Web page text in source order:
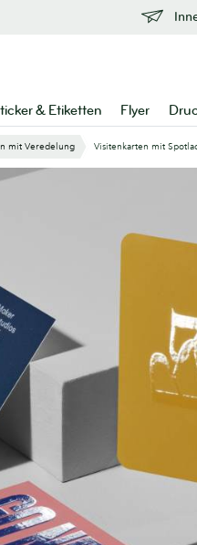
& Etiketten Flyer
mit Veredelung Visitenkarten mit